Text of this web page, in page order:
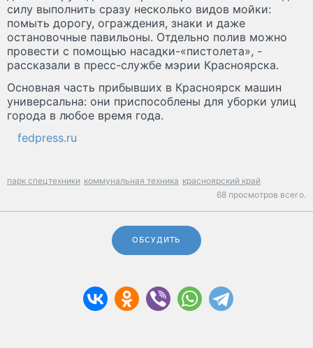
силу выполнить сразу несколько видов мойки:
помыть дорогу, ограждения, знаки и даже
остановочные павильоны. Отдельно полив можно
провести с помощью насадки-«пистолета», -
рассказали в пресс-службе мэрии Красноярска.
Основная часть прибывших в Красноярск машин
универсальна: они приспособлены для уборки улиц
города в любое время года.
fedpress.ru
парк спецтехники коммунальная техника красноярский край
68 просмотров всего.
ОБСУДИТЬ